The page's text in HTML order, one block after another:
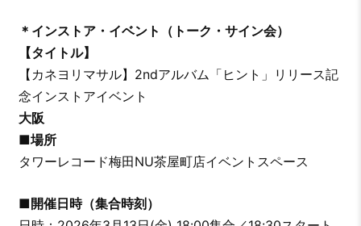
＊インストア・イベント（トーク・サイン会）
【タイトル】
【カネヨリマサル】2ndアルバム「ヒント」リリース記
念インストアイベント
大阪
■場所
タワーレコード梅田NU茶屋町店イベントスペース
■開催日時（集合時刻）